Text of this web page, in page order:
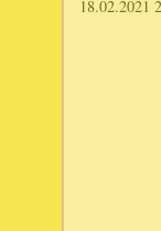
18.02.2021